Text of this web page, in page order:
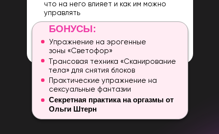
что на него влияет и как им можно
управлять
БОНУСЫ:
Упражнение на эрогенные
зоны «Светофор»
Трансовая техника «Сканирование
тела» для снятия блоков
Практические упражнение на
сексуальные фантазии
Секретная практика на оргазмы от
Ольги Штерн